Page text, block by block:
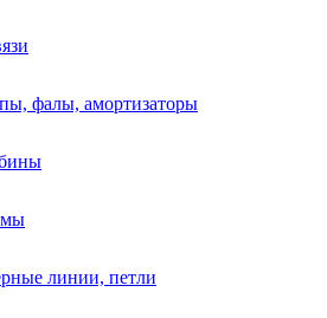
фалы, амортизаторы
линии, петли